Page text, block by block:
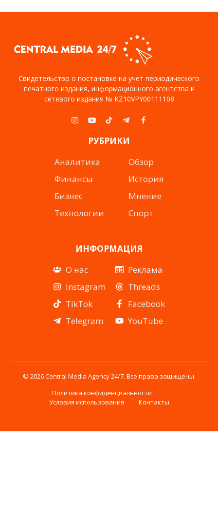
Свидетельство о постановке на учет периодического
печатного издания, информационного агентства и
сетевого издания № KZ10VPY00111108
Instagram
YouTubeTikTokTelegramFacebook
РУБРИКИ
Аналитика
Финансы
Бизнес
Технологии
Обзор
История
Мнение
Спорт
ИНФОРМАЦИЯ
О нас
Instagram
TikTok
Telegram
Реклама
Threads
Facebook
YouTube
© 2026 Central Media Agency 24/7. Все права защищены.
Политика конфиденциальности
Условия использования
Контакты